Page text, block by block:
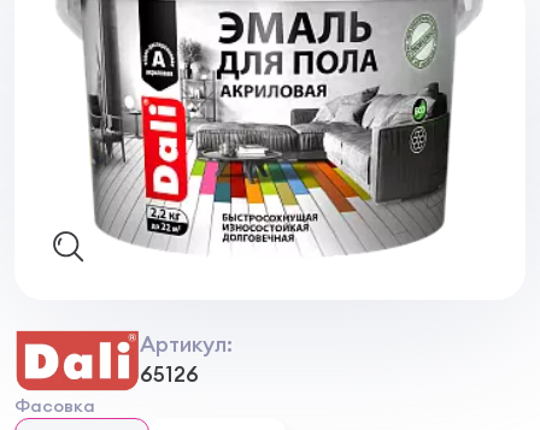
Артикул:
65126
Фасовка